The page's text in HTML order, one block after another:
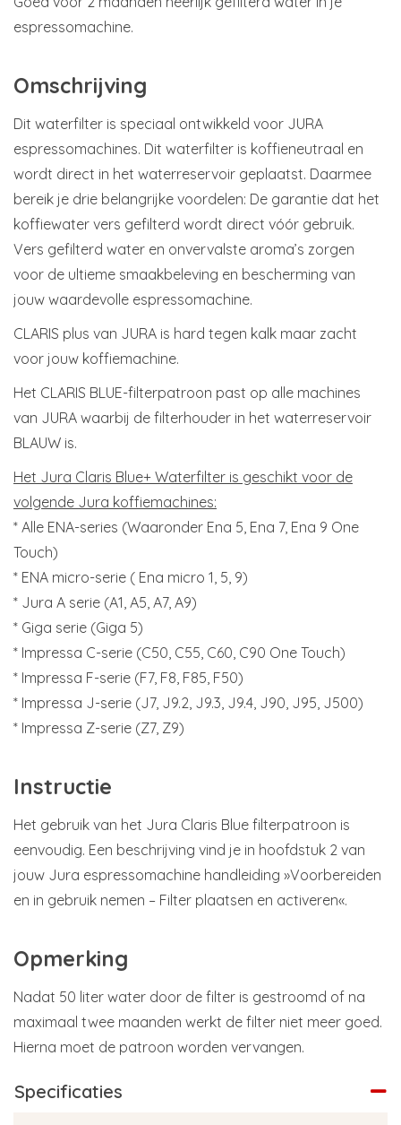
espressomachine.
Omschrijving
Dit waterfilter is speciaal ontwikkeld voor JURA
espressomachines. Dit waterfilter is koffieneutraal en
wordt direct in het waterreservoir geplaatst. Daarmee
bereik je drie belangrijke voordelen: De garantie dat het
koffiewater vers gefilterd wordt direct vóór gebruik.
Vers gefilterd water en onvervalste aroma’s zorgen
voor de ultieme smaakbeleving en bescherming van
jouw waardevolle espressomachine.
CLARIS plus van JURA is hard tegen kalk maar zacht
voor jouw koffiemachine.
Het CLARIS BLUE-filterpatroon past op alle machines
van JURA waarbij de filterhouder in het waterreservoir
BLAUW is.
Het Jura Claris Blue+ Waterfilter is geschikt voor de
volgende Jura koffiemachines:
* Alle ENA-series (Waaronder Ena 5, Ena 7, Ena 9 One
Touch)
* ENA micro-serie ( Ena micro 1, 5, 9)
* Jura A serie (A1, A5, A7, A9)
* Giga serie (Giga 5)
* Impressa C-serie (C50, C55, C60, C90 One Touch)
* Impressa F-serie (F7, F8, F85, F50)
* Impressa J-serie (J7, J9.2, J9.3, J9.4, J90, J95, J500)
* Impressa Z-serie (Z7, Z9)
Instructie
Het gebruik van het Jura Claris Blue filterpatroon is
eenvoudig. Een beschrijving vind je in hoofdstuk 2 van
jouw Jura espressomachine handleiding »Voorbereiden
en in gebruik nemen – Filter plaatsen en activeren«.
Opmerking
Nadat 50 liter water door de filter is gestroomd of na
maximaal twee maanden werkt de filter niet meer goed.
Hierna moet de patroon worden vervangen.
Specificaties